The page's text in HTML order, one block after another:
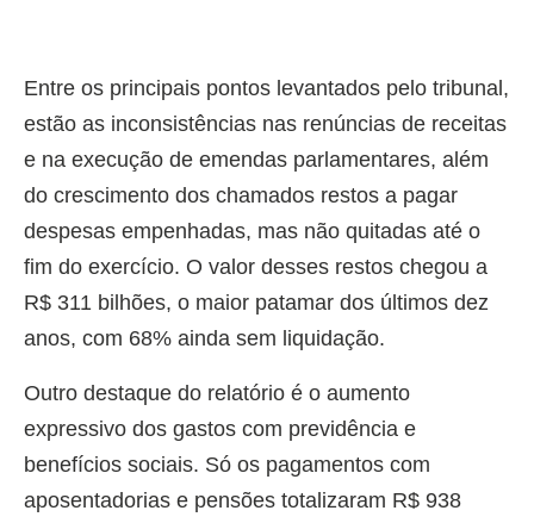
Entre os principais pontos levantados pelo tribunal,
estão as inconsistências nas renúncias de receitas
e na execução de emendas parlamentares, além
do crescimento dos chamados restos a pagar
despesas empenhadas, mas não quitadas até o
fim do exercício. O valor desses restos chegou a
R$ 311 bilhões, o maior patamar dos últimos dez
anos, com 68% ainda sem liquidação.
Outro destaque do relatório é o aumento
expressivo dos gastos com previdência e
benefícios sociais. Só os pagamentos com
aposentadorias e pensões totalizaram R$ 938